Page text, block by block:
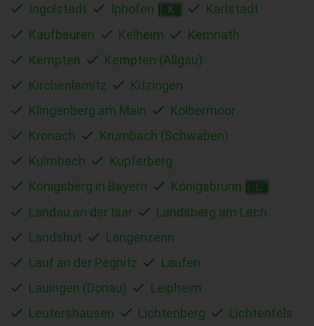
Ingolstadt
Iphofen K
Karlstadt
Kaufbeuren
Kelheim
Kemnath
Kempten
Kempten (Allgäu)
Kirchenlamitz
Kitzingen
Klingenberg am Main
Kolbermoor
Kronach
Krumbach (Schwaben)
Kulmbach
Kupferberg
Königsberg in Bayern
Königsbrunn
Landau an der Isar
Landsberg am Lech
Landshut
Langenzenn
Lauf an der Pegnitz
Laufen
Lauingen (Donau)
Leipheim
Leutershausen
Lichtenberg Lichtenfels